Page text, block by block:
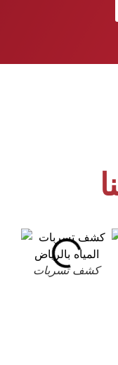
كشف تسربات